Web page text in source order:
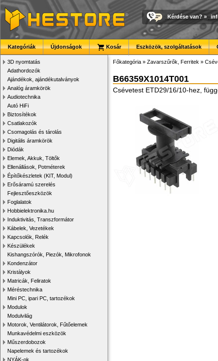
Kérdése van? »
Kategóriák Újdonságok Kosár Eszközök, szolgáltatások
3D nyomtatás
Adathordozók
Ajándékok, ajándékutalványok
Analóg áramkörök
Audiotechnika
Autó HiFi
Biztosítékok
Csatlakozók
Csomagolás és tárolás
Digitális áramkörök
Diódák
Elemek, Akkuk, Töltők
Ellenállások, Potméterek
Építőkészletek (KIT, Modul)
Erősáramú szerelés
Fejlesztőeszközök
Foglalatok
Hobbielektronika.hu
Induktivitás, Transzformátor
Kábelek, Vezetékek
Kapcsolók, Relék
Készülékek
Kishangszórók, Piezók, Mikrofonok
Kondenzátor
Kristályok
Matricák, Feliratok
Méréstechnika
Mini PC, ipari PC, tartozékok
Modulok
Modulvilág
Motorok, Ventilátorok, Fűtőelemek
Munkavédelmi eszközök
Műszerdobozok
Napelemek és tartozékok
NYÁK-ok
Főkategória » Zavarszűrők, Ferritek »
B66359X1014T001
Csévetest ETD29/16/10-hez,